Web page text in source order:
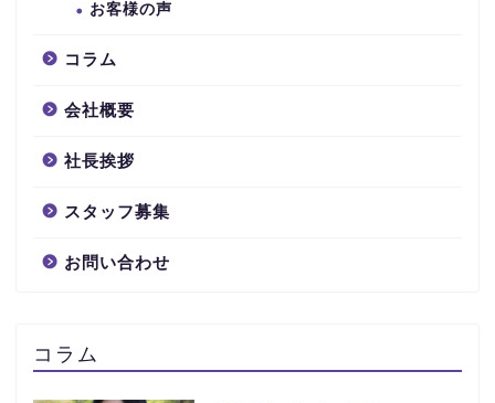
お客様の声
コラム
会社概要
社長挨拶
スタッフ募集
お問い合わせ
コラム